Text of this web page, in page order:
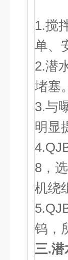
1.搅
单、
2.潜
堵塞。
3.与
明显
8，
机绕
钨，
三.潜